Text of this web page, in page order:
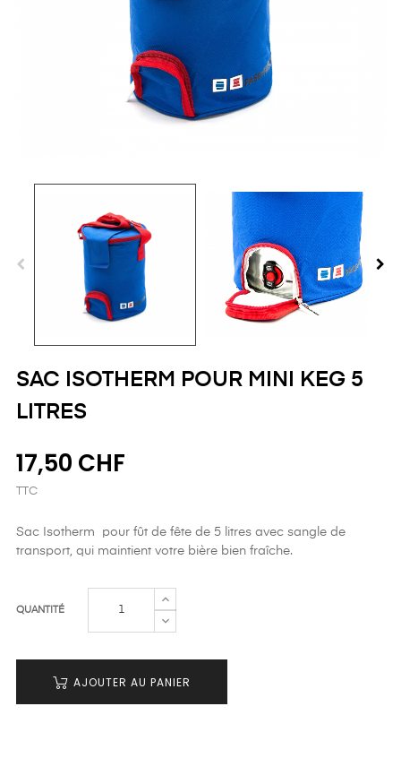
SAC ISOTHERM POUR MINI KEG 5
LITRES
17,50 CHF
TTC
Sac Isotherm pour fût de fête de 5 litres avec sangle de
transport, qui maintient votre bière bien fraîche.
QUANTITÉ
AJOUTER AU PANIER